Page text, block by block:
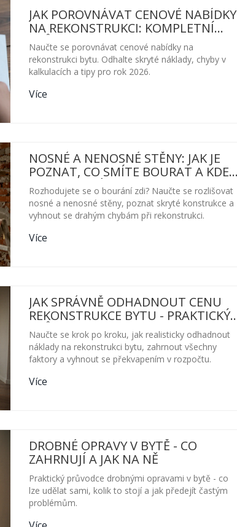
JAK POROVNÁVAT CENOVÉ NABÍDKY
NA REKONSTRUKCI: KOMPLETNÍ
PRŮVODCE PRO ROK 2026
Naučte se porovnávat cenové nabídky na
rekonstrukci bytu. Odhalte skryté náklady, chyby v
kalkulacích a tipy pro rok 2026.
Více
NOSNÉ A NENOSNÉ STĚNY: JAK JE
POZNAT, CO SMÍTE BOURAT A KDE
JSOU SKRYTÉ RIZIKA
Rozhodujete se o bourání zdi? Naučte se rozlišovat
nosné a nenosné stěny, poznat skryté konstrukce a
vyhnout se drahým chybám při rekonstrukci.
Více
JAK SPRÁVNĚ ODHADNOUT CENU
REKONSTRUKCE BYTU - PRAKTICKÝ
PRŮVODCE
Naučte se krok po kroku, jak realisticky odhadnout
náklady na rekonstrukci bytu, zahrnout všechny
faktory a vyhnout se překvapením v rozpočtu.
Více
DROBNÉ OPRAVY V BYTĚ - CO
ZAHRNUJÍ A JAK NA NĚ
Praktický průvodce drobnými opravami v bytě - co
lze udělat sami, kolik to stojí a jak předejít častým
problémům.